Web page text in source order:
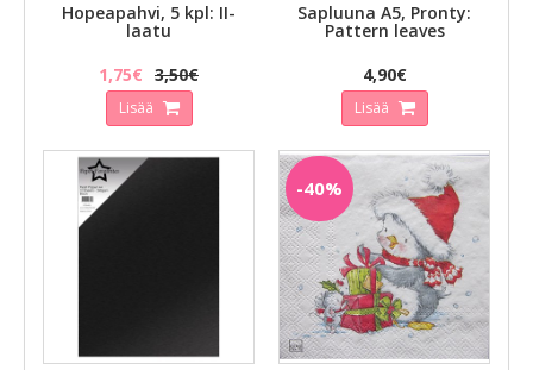
Hopeapahvi, 5 kpl: II-
laatu
1,75€ 3,50€
Lisää
Sapluuna A5, Pronty:
Pattern leaves
4,90€
Lisää
-40%